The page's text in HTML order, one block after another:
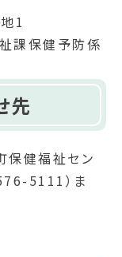
1
課保健予防係
先
保健福祉セン
5111）ま